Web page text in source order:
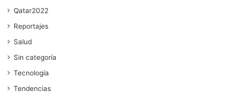
Qatar2022
Reportajes
Salud
Sin categoría
Tecnología
Tendencias